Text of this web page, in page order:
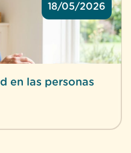
18/05/2026
en las personas